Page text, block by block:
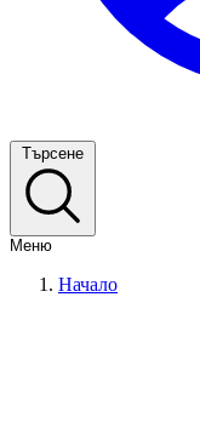
Търсене
Меню
Начало